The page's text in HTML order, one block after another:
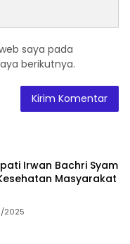
saya pada
berikutnya.
Irwan Bachri Syam
Masyarakat
2025